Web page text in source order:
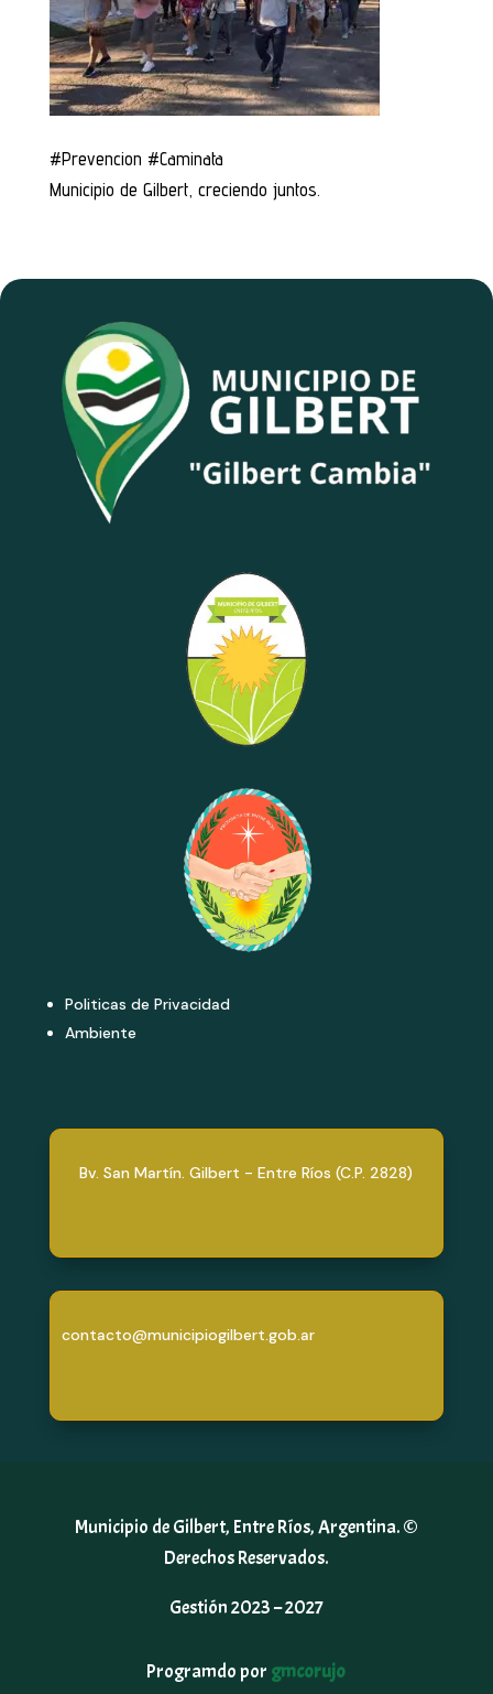
#Prevencion #Caminata
Municipio de Gilbert, creciendo juntos.
Politicas de Privacidad
Ambiente
Bv. San Martín. Gilbert - Entre Ríos (C.P. 2828)
contacto@municipiogilbert.gob.ar
Municipio de Gilbert, Entre Ríos, Argentina. ©
Derechos Reservados.
Gestión 2023 – 2027
Programdo por gmcorujo